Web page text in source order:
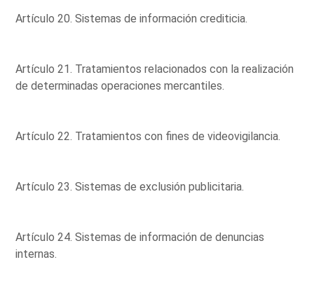
Artículo 20. Sistemas de información crediticia.
Artículo 21. Tratamientos relacionados con la realización
de determinadas operaciones mercantiles.
Artículo 22. Tratamientos con fines de videovigilancia.
Artículo 23. Sistemas de exclusión publicitaria.
Artículo 24. Sistemas de información de denuncias
internas.